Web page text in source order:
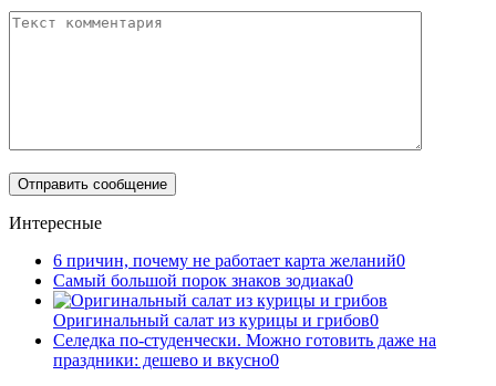
Интересные
6 причин, почему не работает карта желаний0
Самый большой порок знаков зодиака0
Оригинальный салат из курицы и грибов0
Селедка по-студенчески. Можно готовить даже на
праздники: дешево и вкусно0